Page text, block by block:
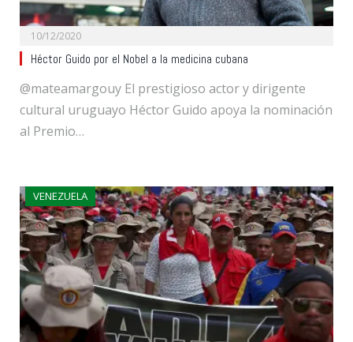
10/12/2020
Héctor Guido por el Nobel a la medicina cubana
@mateamargouy El prestigioso actor y dirigente
cultural uruguayo Héctor Guido apoya la nominación
al Premio…
VENEZUELA